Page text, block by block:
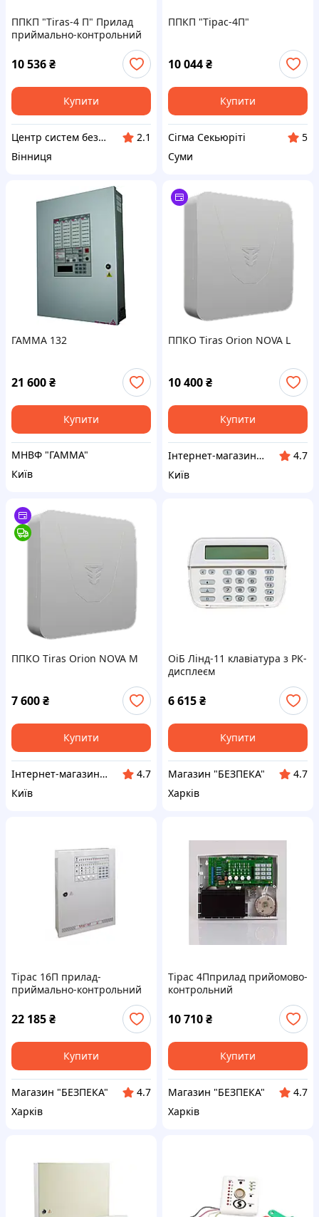
ППКП "Tiras-4 П" Прилад
приймально-контрольний
10 536₴
Купити
Центр систем безпеки "Експерт Гуард"
2.1
Вінниця
ППКП "Tірас-4П"
10 044₴
Купити
Сігма Секьюріті
5
Суми
ГАММА 132
21 600₴
Купити
МНВФ "ГАММА"
Київ
ППКО Tiras Orion NOVA L
10 400₴
Купити
Інтернет-магазин Kronverk
4.7
Київ
ППКО Tiras Orion NOVA M
7 600₴
Купити
Інтернет-магазин Kronverk
4.7
Київ
ОіБ Лінд-11 клавіатура з РК-
дисплеєм
6 615₴
Купити
Магазин "БЕЗПЕКА"
4.7
Харків
Тірас 16П прилад-
приймально-контрольний
22 185₴
Купити
Магазин "БЕЗПЕКА"
4.7
Харків
Тірас 4Пприлад прийомово-
контрольний
10 710₴
Купити
Магазин "БЕЗПЕКА"
4.7
Харків